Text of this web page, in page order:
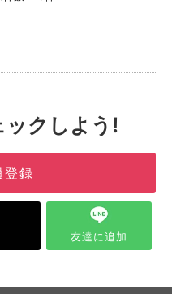
ックしよう!
登録
友達に追加